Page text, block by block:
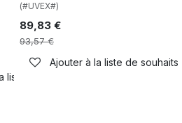
liste de souhaits
(#UVEX#)
89,83€
93,57€
Ajouter à la liste de souhaits